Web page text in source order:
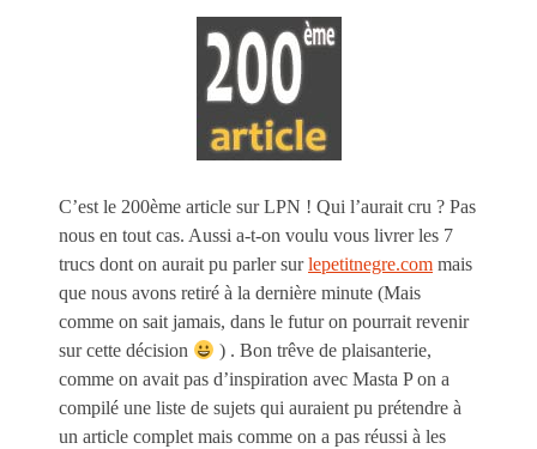
C’est le 200ème article sur LPN ! Qui l’aurait cru ? Pas
nous en tout cas. Aussi a-t-on voulu vous livrer les 7
trucs dont on aurait pu parler surlepetitnegre.com mais
que nous avons retiré à la dernière minute (Mais
comme on sait jamais, dans le futur on pourrait revenir
sur cette décision
) . Bon trêve de plaisanterie,
comme on avait pas d’inspiration avec Masta P on a
compilé une liste de sujets qui auraient pu prétendre à
un article complet mais comme on a pas réussi à les